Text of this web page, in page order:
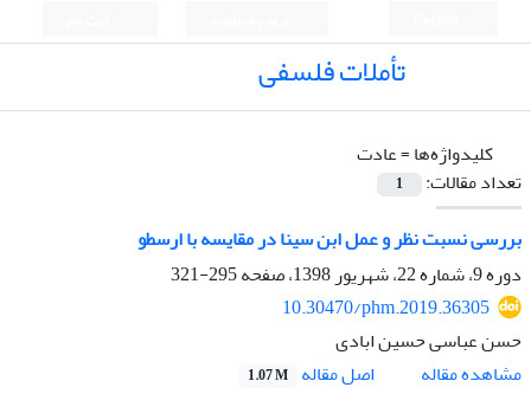
تأملات فلسفی
کلیدواژه‌ها =عادت
تعداد مقالات:
1
بررسی نسبت نظر و عمل ابن سینا در مقایسه با ارسطو
دوره 9، شماره 22، شهریور 1398، صفحه
295-321
10.30470/phm.2019.36305
حسن عباسی حسین ابادی
مشاهده مقاله
اصل مقاله 1.07 M